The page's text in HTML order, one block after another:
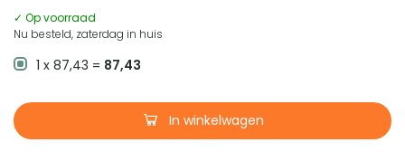
✓ Op voorraad
Nu besteld, zaterdag in huis
1 x 87,43 = 87,43
In winkelwagen